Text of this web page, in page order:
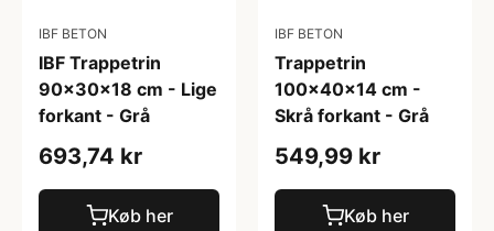
IBF BETON
IBF Trappetrin
90x30x18 cm - Lige
forkant - Grå
693,74 kr
Køb her
IBF BETON
Trappetrin
100x40x14 cm -
Skrå forkant - Grå
549,99 kr
Køb her